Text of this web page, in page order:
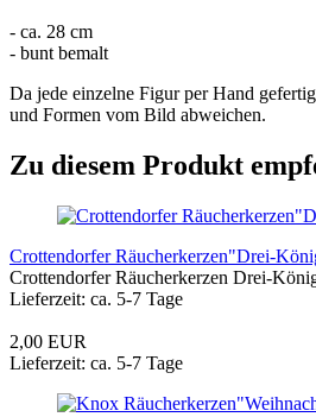
- ca. 28 cm
- bunt bemalt
Da jede einzelne Figur per Hand
und Formen vom Bild abweichen.
Zu diesem Produkt
Crottendorfer Räucherkerzen"Drei-
Crottendorfer Räucherkerzen Drei-
Lieferzeit: ca. 5-7 Tage
2,00 EUR
Lieferzeit: ca. 5-7 Tage